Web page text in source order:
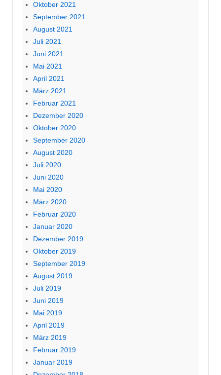
Oktober 2021
September 2021
August 2021
Juli 2021
Juni 2021
Mai 2021
April 2021
März 2021
Februar 2021
Dezember 2020
Oktober 2020
September 2020
August 2020
Juli 2020
Juni 2020
Mai 2020
März 2020
Februar 2020
Januar 2020
Dezember 2019
Oktober 2019
September 2019
August 2019
Juli 2019
Juni 2019
Mai 2019
April 2019
März 2019
Februar 2019
Januar 2019